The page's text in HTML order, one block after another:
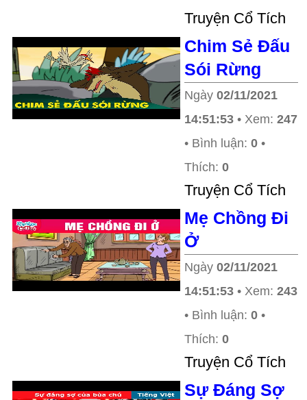
Truyện Cổ Tích
Chim Sẻ Đấu
Sói Rừng
Ngày 02/11/2021
14:51:53 • Xem: 247
• Bình luận: 0 •
Thích: 0
Truyện Cổ Tích
Mẹ Chồng Đi
Ở
Ngày 02/11/2021
14:51:53 • Xem: 243
• Bình luận: 0 •
Thích: 0
Truyện Cổ Tích
Sự Đáng Sợ